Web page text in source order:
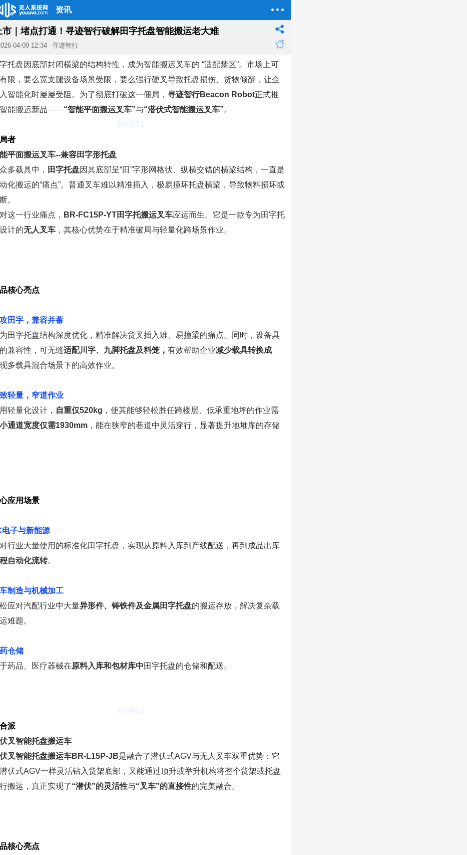
资讯
市｜堵点打通！寻迹智行破解田字托盘智能搬运老大难
04-09 12:34 寻迹智行
托盘因底部封闭横梁的结构特性，成为智能搬运叉车的 “适配禁区”。市场上可
限，要么宽支腿设备场景受限，要么强行硬叉导致托盘损伤、货物倾翻，让企
智能化时屡屡受阻。为了彻底打破这一僵局， 寻迹智行Beacon Robot正式推
智能搬运新品——“智能平面搬运叉车”与“潜伏式智能搬运叉车”。
者
平面搬运叉车--兼容田字形托盘
多载具中， 田字托盘因其底部呈“田”字形网格状、纵横交错的横梁结构，一直是
化搬运的“痛点”。普通叉车难以精准插入，极易撞坏托盘横梁，导致物料损坏或
。
这一行业痛点， BR-FC15P-YT田字托搬运叉车应运而生。它是一款专为田字托
计的无人叉车 ，其核心优势在于精准破局与轻量化跨场景作业。
核心亮点
田字，兼容并蓄
田字托盘结构深度优化，精准解决货叉插入难、易撞梁的痛点。同时，设备具
兼容性，可无缝适配川字、九脚托盘及料笼， 有效帮助企业减少载具转换成
多载具混合场景下的高效作业。
轻量，窄道作业
轻量化设计， 自重仅520kg ，使其能够轻松胜任跨楼层、低承重地坪的作业需
通道宽度仅需1930mm ，能在狭窄的巷道中灵活穿行，显著提升地堆库的存储
应用场景
电子与新能源
行业大量使用的标准化田字托盘，实现从原料入库到产线配送，再到成品出库
自动化流转。
制造与机械加工
应对汽配行业中大量异形件、铸铁件及金属田字托盘的搬运存放，解决复杂载
难题。
仓储
药品、医疗器械在原料入库和包材库中田字托盘的仓储和配送。
派
叉智能托盘搬运车
叉智能托盘搬运车BR-L15P-JB是融合了潜伏式AGV与无人叉车双重优势：它
伏式AGV一样灵活钻入货架底部，又能通过顶升或举升机构将整个货架或托盘
搬运，真正实现了“潜伏”的灵活性与“叉车”的直接性的完美融合。
核心亮点